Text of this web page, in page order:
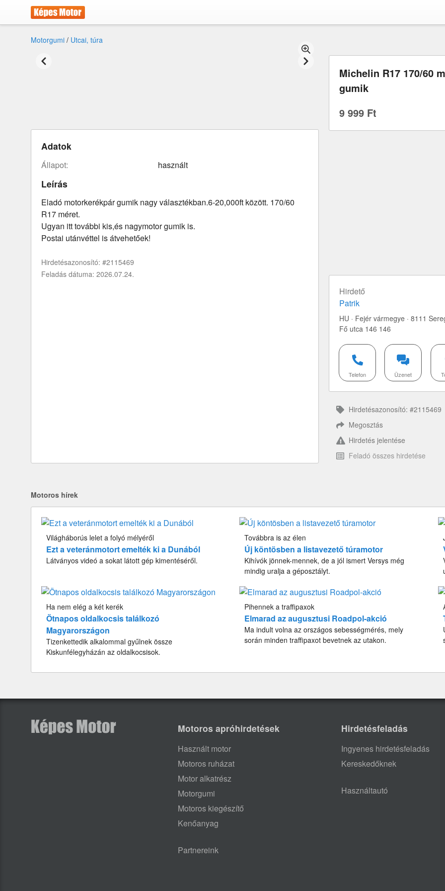
Motorgumi / Utcai, túra
Michelin R17 170/60
gumik
9 999 Ft
Hirdető
Patrik
HU · Fejér vármegye · 8111
Fő utca 146 146
Telefon Üzenet
Hirdetésazonosító: #2115469
Megosztás
Hirdetés jelentése
Feladó összes hirdetése
Adatok
állapot: használt
Leírás
Eladó motorkerékpár gumik nagy választékban.6-20,000ft között. 170/60
R17 méret.
Ugyan itt további kis,és nagymotor gumik is.
Postai utánvéttel is átvehetőek!
Hirdetésazonosító: #2115469
Feladás dátuma: 2026.07.24.
Motoros hírek
Világháborús lelet a folyó mélyéről
Ezt a veteránmotort emelték ki a Dunából
Látványos videó a sokat látott gép kimentéséről.
Továbbra is az élen
Új köntösben a listavezető túramotor
Kihívók jönnek-mennek, de a jól ismert Versys még
mindig uralja a géposztályt.
Ha nem elég a két kerék
Ötnapos oldalkocsis találkozó
Magyarországon
Tizenkettedik alkalommal gyűlnek össze
Kiskunfélegyházán az oldalkocsisok.
Pihennek a traffipaxok
Elmarad az augusztusi Roadpol-akció
Ma indult volna az országos sebességmérés, mely
során minden traffipaxot bevetnek az utakon.
Motoros apróhirdetések
Használt motor
Motoros ruházat
Motor alkatrész
Motorgumi
Motoros kiegészítő
Kenőanyag
Partnereink
Hirdetésfeladás
Ingyenes hirdetésfeladás
Kereskedőknek
Használtautó